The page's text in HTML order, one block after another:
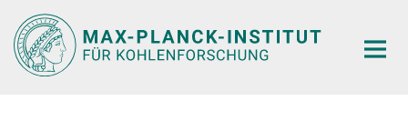
Hauptinhalt